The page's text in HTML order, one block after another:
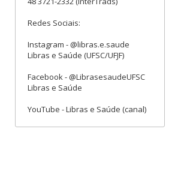
Redes Sociais:
Instagram - @libras.e.saude
Libras e Saúde (UFSC/UFJF)
Facebook - @LibrasesaudeUFSC
Libras e Saúde
YouTube - Libras e Saúde (canal)